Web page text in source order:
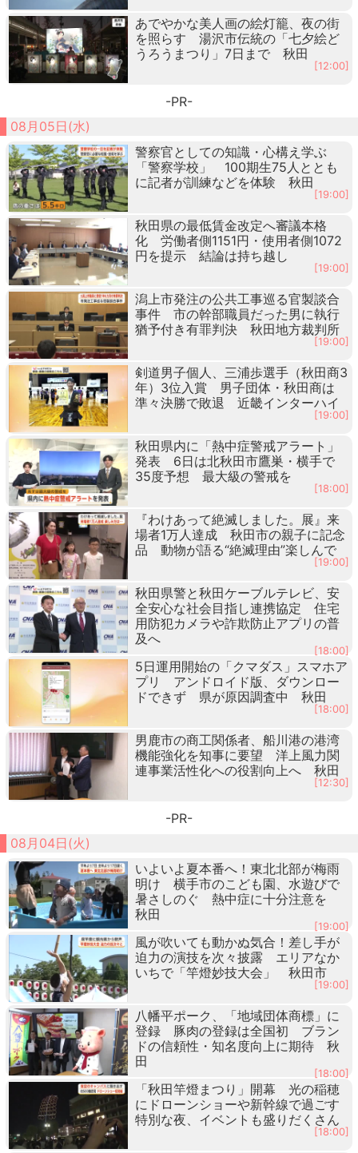
あでやかな美人画の絵灯籠、夜の街
を照らす 湯沢市伝統の「七夕絵ど
うろうまつり」7日まで 秋田
[12:00]
-PR-
08月05日(水)
警察官としての知識・心構え学ぶ
「警察学校」 100期生75人ととも
に記者が訓練などを体験 秋田
[19:00]
秋田県の最低賃金改定へ審議本格
化 労働者側1151円・使用者側1072
円を提示 結論は持ち越し
[19:00]
潟上市発注の公共工事巡る官製談合
事件 市の幹部職員だった男に執行
猶予付き有罪判決 秋田地方裁判所
[19:00]
剣道男子個人、三浦歩選手（秋田商3
年）3位入賞 男子団体・秋田商は
準々決勝で敗退 近畿インターハイ
[19:00]
秋田県内に「熱中症警戒アラート」
発表 6日は北秋田市鷹巣・横手で
35度予想 最大級の警戒を
[18:00]
『わけあって絶滅しました。展』来
場者1万人達成 秋田市の親子に記念
品 動物が語る“絶滅理由”楽しんで
[19:00]
秋田県警と秋田ケーブルテレビ、安
全安心な社会目指し連携協定 住宅
用防犯カメラや詐欺防止アプリの普
及へ
[18:00]
5日運用開始の「クマダス」スマホア
プリ アンドロイド版、ダウンロー
ドできず 県が原因調査中 秋田
[18:00]
男鹿市の商工関係者、船川港の港湾
機能強化を知事に要望 洋上風力関
連事業活性化への役割向上へ 秋田
[12:30]
-PR-
08月04日(火)
いよいよ夏本番へ！東北北部が梅雨
明け 横手市のこども園、水遊びで
暑さしのぐ 熱中症に十分注意を
秋田
[19:00]
風が吹いても動かぬ気合！差し手が
迫力の演技を次々披露 エリアなか
いちで「竿燈妙技大会」 秋田市
[19:00]
八幡平ポーク、「地域団体商標」に
登録 豚肉の登録は全国初 ブラン
ドの信頼性・知名度向上に期待 秋
田
[18:00]
「秋田竿燈まつり」開幕 光の稲穂
にドローンショーや新幹線で過ごす
特別な夜、イベントも盛りだくさん
[18:00]